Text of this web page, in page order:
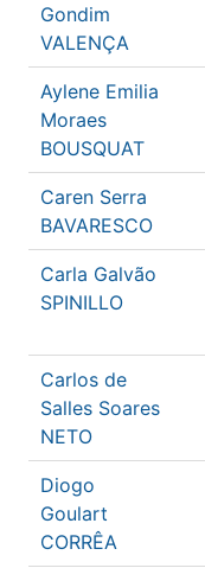
Gondim
VALENÇA
Aylene Emilia
Moraes
BOUSQUAT
Caren Serra
BAVARESCO
Carla Galvão
SPINILLO
Carlos de
Salles Soares
NETO
Diogo
Goulart
CORRÊA